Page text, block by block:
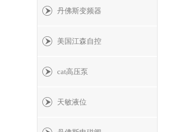
丹佛斯变频器
美国江森自控
cat高压泵
天敏液位